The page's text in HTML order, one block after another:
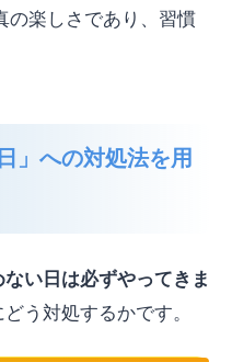
の楽しさであり、習慣
」への対処法を用
ない日は必ずやってきま
う対処するかです。